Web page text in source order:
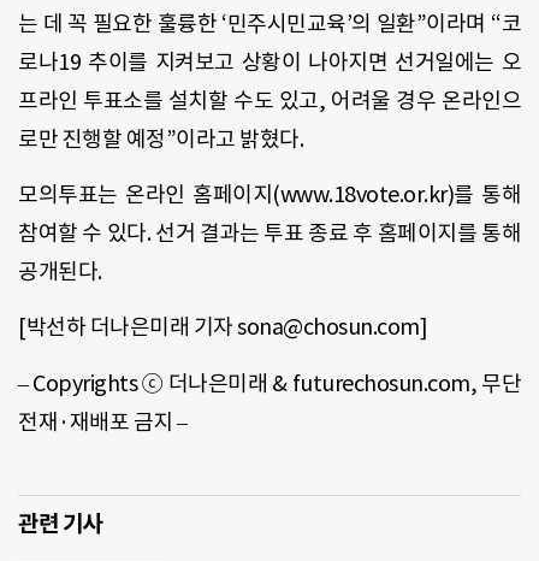
는 데 꼭 필요한 훌륭한 ‘민주시민교육’의 일환”이라며 “코
로나19 추이를 지켜보고 상황이 나아지면 선거일에는 오
프라인 투표소를 설치할 수도 있고, 어려울 경우 온라인으
로만 진행할 예정”이라고 밝혔다.
모의투표는 온라인 홈페이지 (www.18vote.or.kr)를 통해
참여할 수 있다.선거 결과는 투표 종료 후 홈페이지를 통해
공개된다.
[박선하 더나은미래 기자sona@chosun.com]
– Copyrightsⓒ 더나은미래 & futurechosun.com, 무단
전재 ·재배포 금지 –
관련 기사